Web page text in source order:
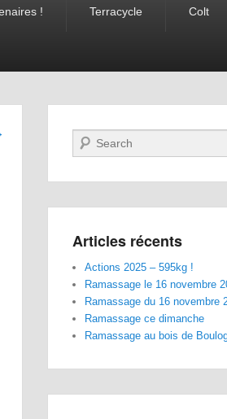
! Terracycle Colt
Recherche
Articles récents
Actions 2025 – 595kg !
Ramassage le 16 novembre
Ramassage du 16 novembre
Ramassage ce dimanche
Ramassage au bois de